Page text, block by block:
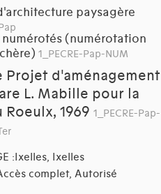
paysagère
(numérotation
1_PECRE-Pap-NUM
Projet d'aménagement
L. Mabille pour la
1969 1_PECRE-Pap-
:Ixelles, Ixelles
complet, Autorisé